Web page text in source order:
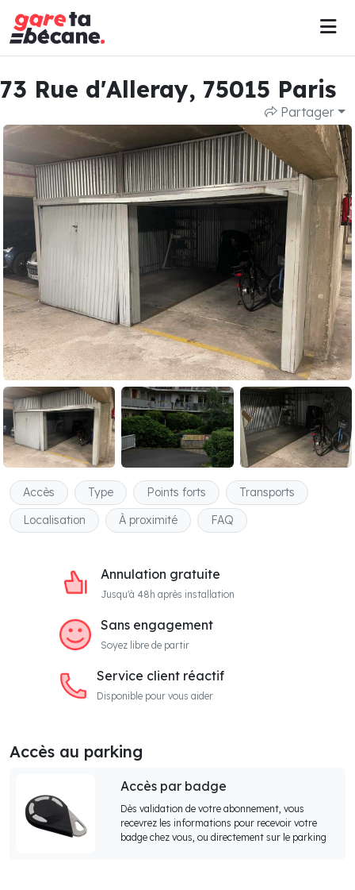
73 Rue d'Alleray, 75015 Paris
Partager
Accès Type Points forts
Transports
Localisation
À proximité FAQ
Annulation gratuite
Jusqu'à 48h après installation
Sans engagement
Soyez libre de partir
Service client réactif
Disponible pour vous aider
Accès au parking
Accès par badge
Dès validation de votre abonnement, vous
recevrez les informations pour recevoir votre
badge chez vous, ou directement sur le parking